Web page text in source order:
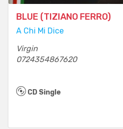
BLUE (TIZIANO FERRO)
A Chi Mi Dice
Virgin
0724354867620
CD Single